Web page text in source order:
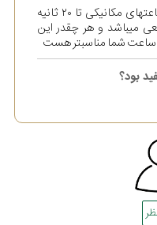
سلام وقت بخیر -در ساعتهای مکانیکی تا ۲۰ ثانیه
طبیعی میباشد و هر چقدر این
ساعت شما مناسبتر هست
بود؟